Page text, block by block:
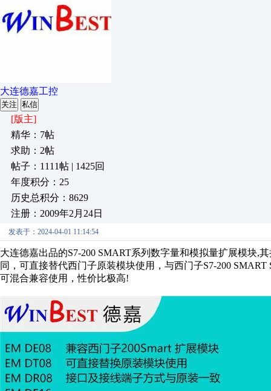
大连德嘉工控
关注 私信
[版主]
精华：7帖
求助：2帖
帖子：1111帖 | 1425回
年度积分：25
历史总积分：8629
注册：2009年2月24日
发表于：2024-04-01 11:14:54
大连德嘉出品的S7-200 SMART系列数字量和模拟量扩展模块,
同，可直接替代西门子原装模块使用，与西门子S7-200
可混合兼容使用，性价比极高!